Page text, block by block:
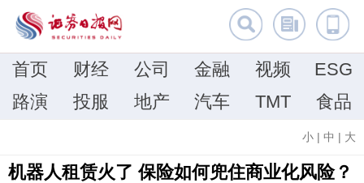
首页 财经 公司 金融 视频
ESG
路演
投服 地产 汽车 TMT 食品
小 | 中 | 大
机器人租赁火了 保险如何兜住商业化风险？